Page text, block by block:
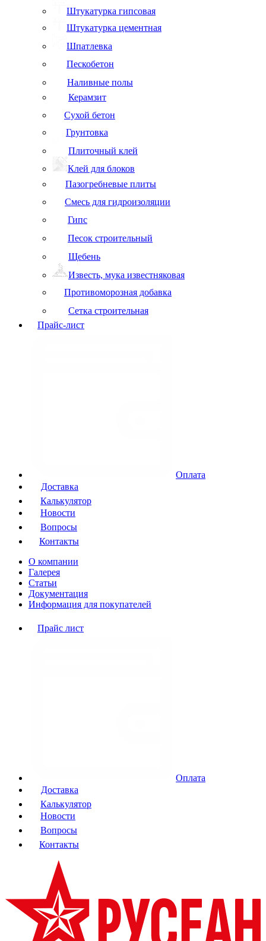
Штукатурка гипсовая
Штукатурка цементная
Шпатлевка
Пескобетон
Наливные полы
Керамзит
Сухой бетон
Грунтовка
Плиточный клей
Клей для блоков
Пазогребневые плиты
Смесь для гидроизоляции
Гипс
Песок строительный
Щебень
Известь, мука известняковая
Противоморозная добавка
Сетка строительная
Прайс-лист
Оплата
Доставка
Калькулятор
Новости
Вопросы
Контакты
О компании
Галерея
Статьи
Документация
Информация для покупателей
Прайс лист
Оплата
Доставка
Калькулятор
Новости
Вопросы
Контакты